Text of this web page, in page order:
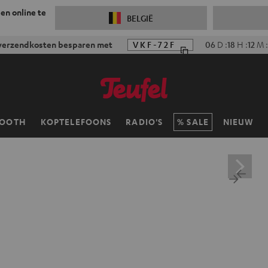
online te BELGIË
besparen met VKF-72F 06D :18H :12M :
KOPTELEFOONS RADIO'S SALE NIEUW